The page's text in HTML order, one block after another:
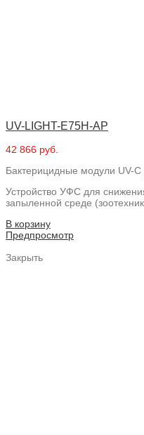
UV-LIGHT-E75H-AP
42 866 руб.
Бактерицидные модули UV-C
Устройство УФС для
запыленной среде
В корзину
Предпросмотр
Закрыть